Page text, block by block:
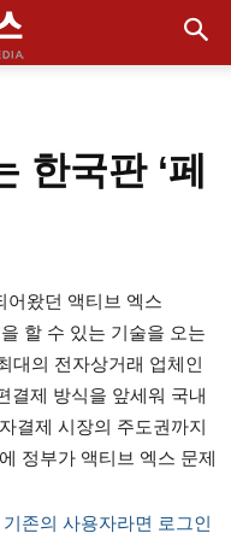
한국판 ‘페
어왔던 액티브 엑스
할 수 있는 기술을 오는
대의 전자상거래 업체인
결제 방식을 앞세워 국내
결제 시장의 주도권까지
정부가 액티브 엑스 문제
존의 사용자라면 로그인